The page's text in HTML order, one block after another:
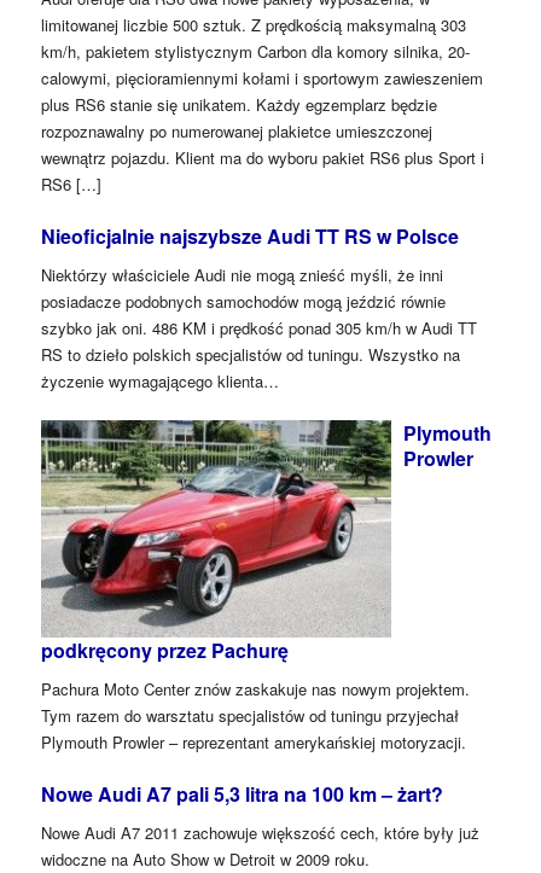
limitowanej liczbie 500 sztuk. Z prędkością maksymalną 303
km/h, pakietem stylistycznym Carbon dla komory silnika, 20-
calowymi, pięcioramiennymi kołami i sportowym zawieszeniem
plus RS6 stanie się unikatem. Każdy egzemplarz będzie
rozpoznawalny po numerowanej plakietce umieszczonej
wewnątrz pojazdu. Klient ma do wyboru pakiet RS6 plus Sport i
RS6 […]
Nieoficjalnie najszybsze Audi TT RS w Polsce
Niektórzy właściciele Audi nie mogą znieść myśli, że inni
posiadacze podobnych samochodów mogą jeździć równie
szybko jak oni. 486 KM i prędkość ponad 305 km/h w Audi TT
RS to dzieło polskich specjalistów od tuningu. Wszystko na
życzenie wymagającego klienta…
Plymouth
Prowler
podkręcony przez Pachurę
Pachura Moto Center znów zaskakuje nas nowym projektem.
Tym razem do warsztatu specjalistów od tuningu przyjechał
Plymouth Prowler – reprezentant amerykańskiej motoryzacji.
Nowe Audi A7 pali 5,3 litra na 100 km – żart?
Nowe Audi A7 2011 zachowuje większość cech, które były już
widoczne na Auto Show w Detroit w 2009 roku.